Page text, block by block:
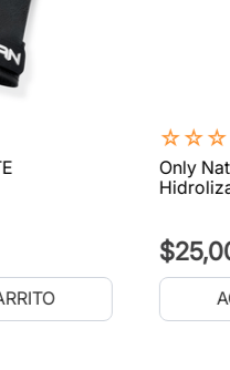
☆☆☆
Only
$25,